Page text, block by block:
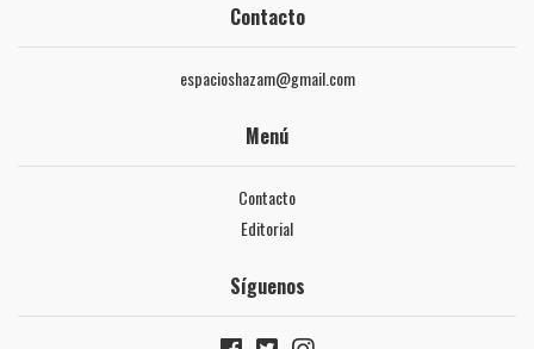
Contacto
espacioshazam@gmail.com
Menú
Contacto
Editorial
Síguenos